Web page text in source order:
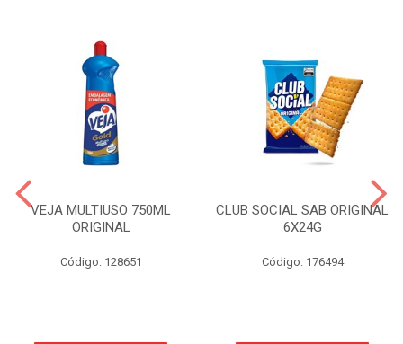
VEJA MULTIUSO 750ML
ORIGINAL
Código: 128651
CLUB SOCIAL SAB ORIGINAL
6X24G
Código: 176494